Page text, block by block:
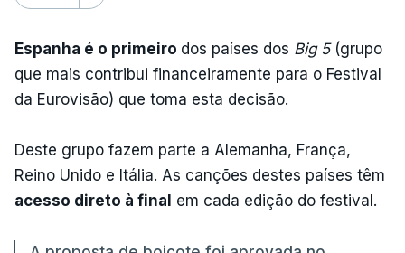
Espanha é o primeiro dos países dos Big 5 (grupo
que mais contribui financeiramente para o Festival
da Eurovisão) que toma esta decisão.
Deste grupo fazem parte a Alemanha, França,
Reino Unido e Itália. As canções destes países têm
acesso direto à final em cada edição do festival.